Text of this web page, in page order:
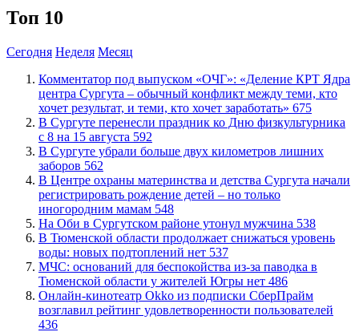
Топ 10
Сегодня Неделя Месяц
​Комментатор под выпуском «ОЧГ»: «Деление КРТ Ядра
центра Сургута – обычный конфликт между теми, кто
хочет результат, и теми, кто хочет заработать» 675
​В Сургуте перенесли праздник ко Дню физкультурника
с 8 на 15 августа 592
​В Сургуте убрали больше двух километров лишних
заборов 562
​В Центре охраны материнства и детства Сургута начали
регистрировать рождение детей – но только
иногородним мамам 548
​На Оби в Сургутском районе утонул мужчина 538
​В Тюменской области продолжает снижаться уровень
воды: новых подтоплений нет 537
​МЧС: оснований для беспокойства из-за паводка в
Тюменской области у жителей Югры нет 486
​Онлайн-кинотеатр Okko из подписки СберПрайм
возглавил рейтинг удовлетворенности пользователей
436